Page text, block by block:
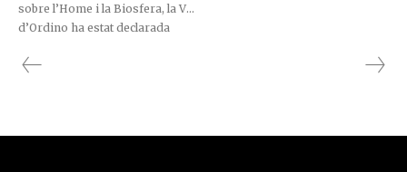
sobre l’Home i la Biosfera, la Vall
d’Ordino ha estat declarada